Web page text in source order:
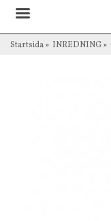
Startsida» INREDNING»